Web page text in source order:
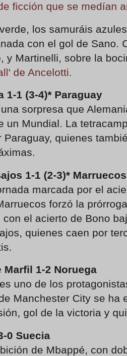
ficción que se medían
los samuráis
con el gol de Sano.
y Martinelli, sobre la
de Ancelotti.
1-1 (3-4)* Paraguay
sorpresa que
un Mundial. La
Paraguay, quienes
1-1 (2-3)*
marcada por el
forzó la
con el acierto de Bono
quienes caen por
Marfil 1-2 Noruega
uno de los
Manchester City se ha
gol de la victoria y
0 Suecia
de Mbappé, con